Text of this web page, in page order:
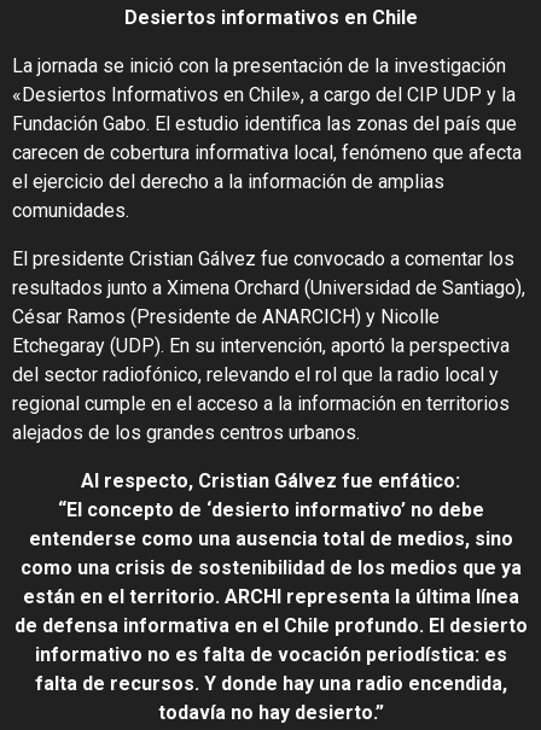
Desiertos informativos en Chile
La jornada se inició con la presentación de la investigación
«Desiertos Informativos en Chile», a cargo del CIP UDP y la
Fundación Gabo. El estudio identifica las zonas del país que
carecen de cobertura informativa local, fenómeno que afecta
el ejercicio del derecho a la información de amplias
comunidades.
El presidente Cristian Gálvez fue convocado a comentar los
resultados junto a Ximena Orchard (Universidad de Santiago),
César Ramos (Presidente de ANARCICH) y Nicolle
Etchegaray (UDP). En su intervención, aportó la perspectiva
del sector radiofónico, relevando el rol que la radio local y
regional cumple en el acceso a la información en territorios
alejados de los grandes centros urbanos.
Al respecto, Cristian Gálvez fue enfático:
“El concepto de ‘desierto informativo’ no debe
entenderse como una ausencia total de medios, sino
como una crisis de sostenibilidad de los medios que ya
están en el territorio. ARCHI representa la última línea
de defensa informativa en el Chile profundo. El desierto
informativo no es falta de vocación periodística: es
falta de recursos. Y donde hay una radio encendida,
todavía no hay desierto.”